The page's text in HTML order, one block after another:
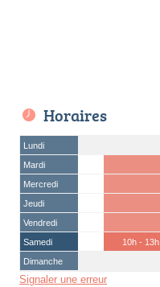
Horaires
Lundi
Mardi
Mercredi
Jeudi
Vendredi
Samedi
10h - 13h
Dimanche
Signaler une erreur